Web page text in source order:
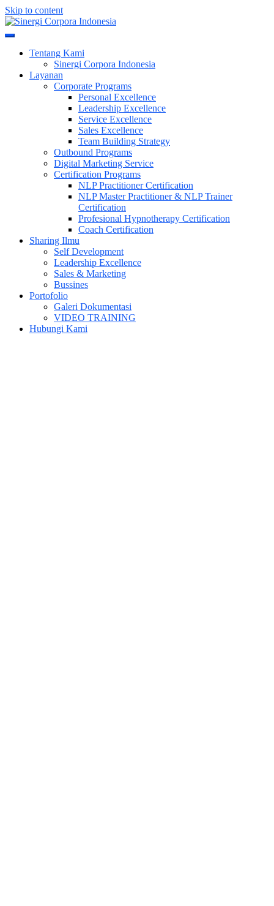
Skip to content
Sinergi Corpora Indonesia
Tentang Kami
Sinergi Corpora Indonesia
Layanan
Corporate Programs
Personal Excellence
Leadership Excellence
Service Excellence
Sales Excellence
Team Building Strategy
Outbound Programs
Digital Marketing Service
Certification Programs
NLP Practitioner Certification
NLP Master Practitioner & NLP Trainer
Certification
Profesional Hypnotherapy Certification
Coach Certification
Sharing Ilmu
Self Development
Leadership Excellence
Sales & Marketing
Bussines
Portofolio
Galeri Dokumentasi
VIDEO TRAINING
Hubungi Kami